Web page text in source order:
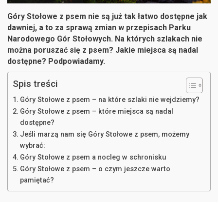
Góry Stołowe z psem nie są już tak łatwo dostępne jak
dawniej, a to za sprawą zmian w przepisach Parku
Narodowego Gór Stołowych. Na których szlakach nie
można poruszać się z psem? Jakie miejsca są nadal
dostępne? Podpowiadamy.
Spis treści
Góry Stołowe z psem – na które szlaki nie wejdziemy?
Góry Stołowe z psem – które miejsca są nadal
dostępne?
Jeśli marzą nam się Góry Stołowe z psem, możemy
wybrać:
Góry Stołowe z psem a nocleg w schronisku
Góry Stołowe z psem – o czym jeszcze warto
pamiętać?